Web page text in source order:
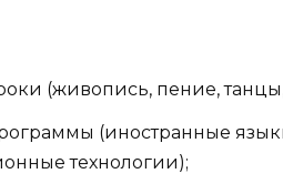
(живопись, пение, танцы,
(иностранные
технологии);